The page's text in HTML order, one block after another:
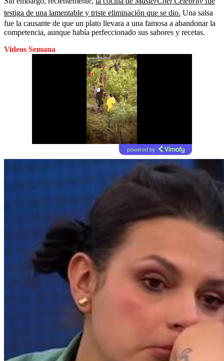
testiga de una lamentable y triste eliminación que se dio. Una salsa
fue la causante de que un plato llevara a una famosa a abandonar la
competencia, aunque había perfeccionado sus sabores y recetas.
Videos Semana
powered by